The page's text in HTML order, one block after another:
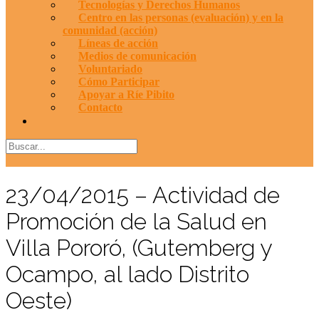
Tecnologías y Derechos Humanos
Centro en las personas (evaluación) y en la
comunidad (acción)
Líneas de acción
Medios de comunicación
Voluntariado
Cómo Participar
Apoyar a Ríe Pibito
Contacto
23/04/2015 – Actividad de
Promoción de la Salud en
Villa Pororó, (Gutemberg y
Ocampo, al lado Distrito
Oeste)